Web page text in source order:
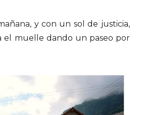
y con un sol de justicia,
el muelle dando un paseo por